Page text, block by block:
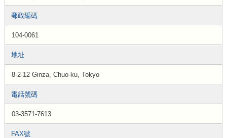
郵政編碼
104-0061
地址
8-2-12 Ginza, Chuo-ku, Tokyo
電話號碼
03-3571-7613
FAX號